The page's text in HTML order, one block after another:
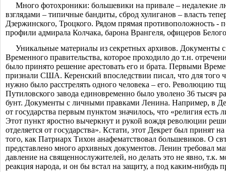
Много фотохроники: большевики на привале – недалекие
взглядами – типичные бандиты, сброд хулиганов – власть
Дзержинского, Троцкого. Рядом прямая противоположность -
профили адмирала Колчака, барона Врангеля, офицеров
Уникальные материалы из секретных архивов. Документы с
Временного правительства, которое проходило до т.н.
было принято решение арестовать его и брата. Первыми
признали США. Керенский впоследствии писал, что для того
нужно было расстрелять одного человека – его. Революцию
Путиловского завода единовременно было уволено 36 тысяч
бунт. Документы с личными правками Ленина. Например, в
от государства первым пунктом значилось, что «религия есть
Этот пункт яростно вычеркнут и рукой вождя революции
отделяется от государства». Кстати, этот Декрет был принят
того, как Патриарх Тихон анафематствовал большевиков. О
представлено много архивных документов. Ленин требовал
давление на священнослужителей, но делать это не явно, т.к.
реакция народа, и он бы встал на защиту, а под каким-нибудь